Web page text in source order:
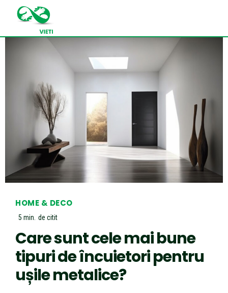
HOME & DECO
5 min. de citit
Care sunt cele mai bune
tipuri de încuietori pentru
ușile metalice?